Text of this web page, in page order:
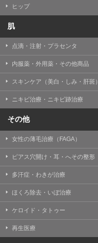
ヒップ
肌
点滴・注射・プラセンタ
内服薬・外用薬・その他商品
スキンケア（美白・しみ・肝斑）
ニキビ治療・ニキビ跡治療
その他
女性の薄毛治療（FAGA）
ピアス穴開け・耳・へその整形
多汗症・わきが治療
ほくろ除去・いぼ治療
ケロイド・タトゥー
再生医療